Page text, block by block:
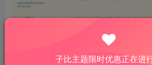
子比主题限时优惠正在进